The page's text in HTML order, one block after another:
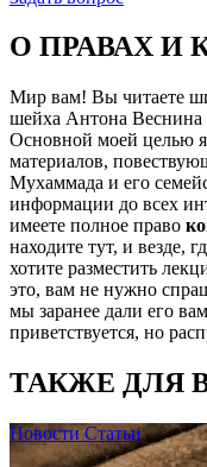
О ПРАВАХ И
Мир вам! Вы читаете
шейха Антона Веснина
Основной моей целью
материалов,
Мухаммада и его
информации до всех
имеете полное право
находите тут, и везде,
хотите разместить
это, вам не нужно
мы заранее дали его
приветствуется, но
ТАКЖЕ ДЛЯ
НовостиСтатьи